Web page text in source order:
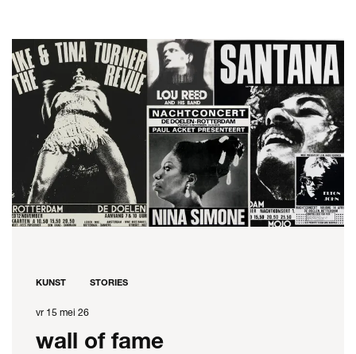
vr 15 mei 26
wall of fame
KUNST STORIES